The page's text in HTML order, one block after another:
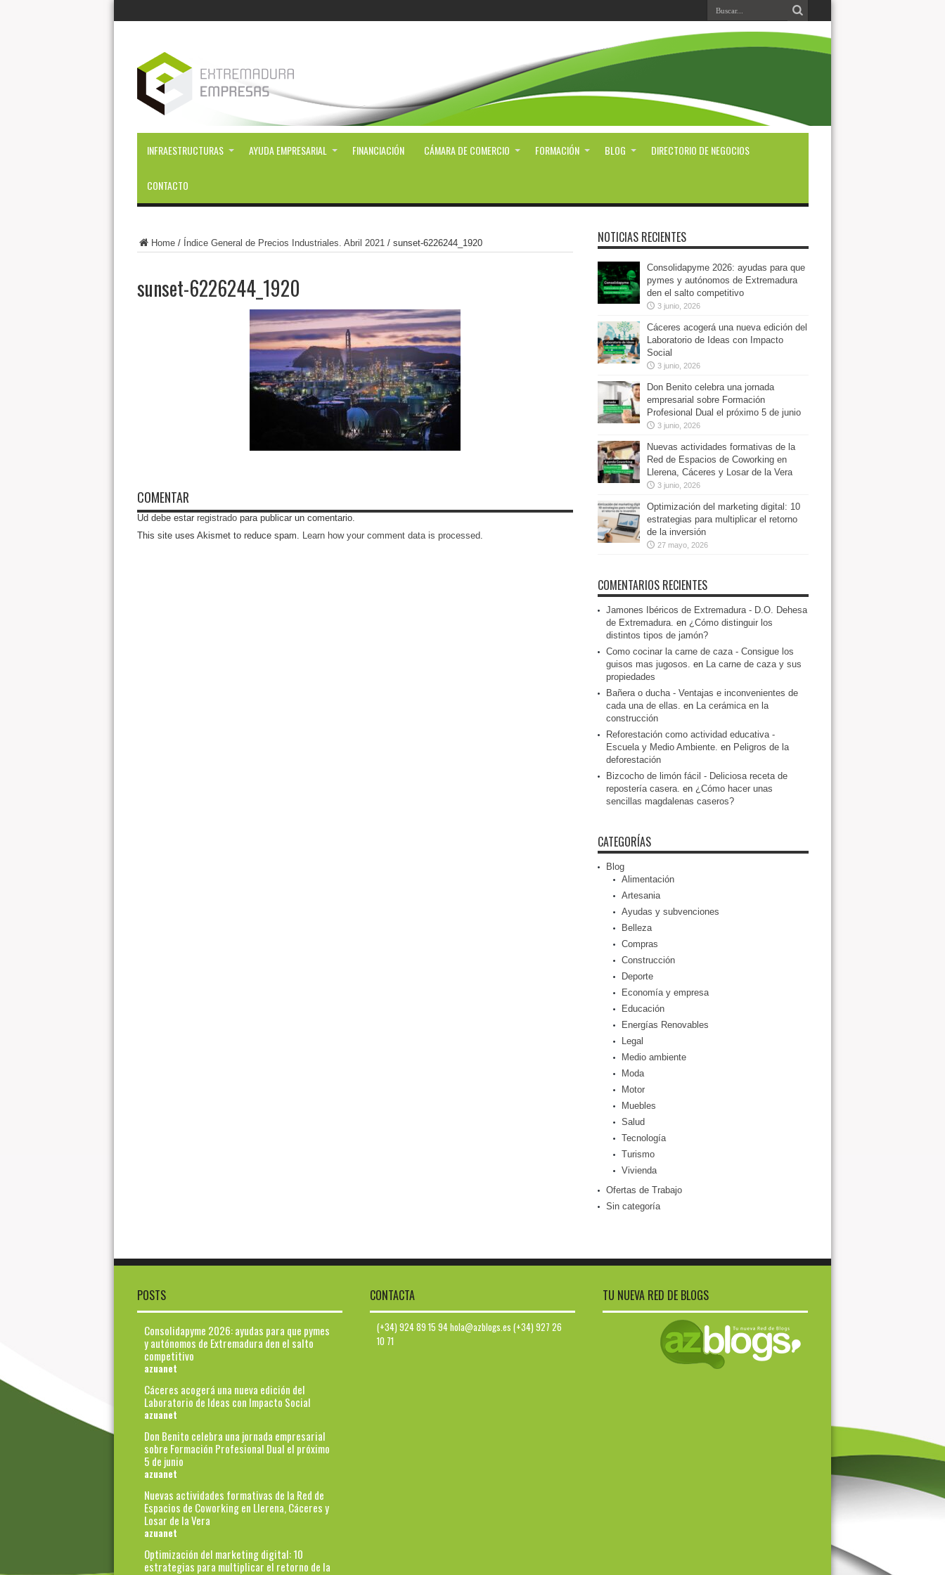
INFRAESTRUCTURAS AYUDA EMPRESARIAL FINANCIACIÓN CÁMARA DE COMERCIO FORMACIÓN BLOG DIRECTORIO DE NEGOCIOS
CONTACTO
Home/ Índice General de Precios Industriales. Abril 2021/ sunset-6226244_1920
sunset-6226244_1920
COMENTAR
Ud debe estar registradopara publicar un comentario.
This site uses Akismet to reduce spam. Learn how your comment data is processed.
NOTICIAS RECIENTES
Consolidapyme 2026: ayudas para que
pymes y autónomos de Extremadura
den el salto competitivo
3 junio, 2026
Cáceres acogerá una nueva edición del
Laboratorio de Ideas con Impacto
Social
3 junio, 2026
Don Benito celebra una jornada
empresarial sobre Formación
Profesional Dual el próximo 5 de junio
3 junio, 2026
Nuevas actividades formativas de la
Red de Espacios de Coworking en
Llerena, Cáceres y Losar de la Vera
3 junio, 2026
Optimización del marketing digital: 10
estrategias para multiplicar el retorno
de la inversión
27 mayo, 2026
COMENTARIOS RECIENTES
Jamones Ibéricos de Extremadura - D.O. Dehesa
de Extremadura. en ¿Cómo distinguir los
distintos tipos de jamón?
Como cocinar la carne de caza - Consigue los
guisos mas jugosos. en La carne de caza y sus
propiedades
Bañera o ducha - Ventajas e inconvenientes de
cada una de ellas. en La cerámica en la
construcción
Reforestación como actividad educativa -
Escuela y Medio Ambiente. en Peligros de la
deforestación
Bizcocho de limón fácil - Deliciosa receta de
repostería casera. en ¿Cómo hacer unas
sencillas magdalenas caseros?
CATEGORÍAS
Blog
Alimentación
Artesania
Ayudas y subvenciones
Belleza
Compras
Construcción
Deporte
Economía y empresa
Educación
Energías Renovables
Legal
Medio ambiente
Moda
Motor
Muebles
Salud
Tecnología
Turismo
Vivienda
Ofertas de Trabajo
Sin categoría
POSTS
Consolidapyme 2026: ayudas para que pymes
y autónomos de Extremadura den el salto
competitivo
azuanet
Cáceres acogerá una nueva edición del
Laboratorio de Ideas con Impacto Social
azuanet
Don Benito celebra una jornada empresarial
sobre Formación Profesional Dual el próximo
5 de junio
azuanet
Nuevas actividades formativas de la Red de
Espacios de Coworking en Llerena, Cáceres y
Losar de la Vera
azuanet
Optimización del marketing digital: 10
estrategias para multiplicar el retorno de la
CONTACTA
(+34) 924 89 15 94 hola@azblogs.es (+34) 927 26
10 71
TU NUEVA RED DE BLOGS